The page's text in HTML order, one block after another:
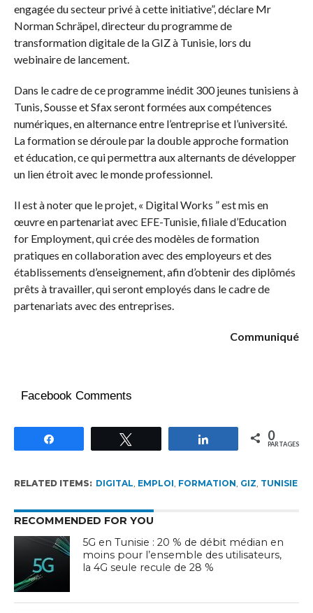
engagée du secteur privé à cette initiative”, déclare Mr
Norman Schräpel, directeur du programme de
transformation digitale de la GIZ à Tunisie, lors du
webinaire de lancement.
Dans le cadre de ce programme inédit 300 jeunes tunisiens à
Tunis, Sousse et Sfax seront formées aux compétences
numériques, en alternance entre l’entreprise et l’université.
La formation se déroule par la double approche formation
et éducation, ce qui permettra aux alternants de développer
un lien étroit avec le monde professionnel.
Il est à noter que le projet, « Digital Works ” est mis en
œuvre en partenariat avec EFE-Tunisie, filiale d’Education
for Employment, qui crée des modèles de formation
pratiques en collaboration avec des employeurs et des
établissements d’enseignement, afin d’obtenir des diplômés
prêts à travailler, qui seront employés dans le cadre de
partenariats avec des entreprises.
Communiqué
Facebook Comments
Partagez 0
PARTAGES
RELATED ITEMS: DIGITAL, EMPLOI, FORMATION, GIZ, TUNISIE
RECOMMENDED FOR YOU
5G en Tunisie : 20 % de débit médian en
moins pour l’ensemble des utilisateurs,
la 4G seule recule de 28 %